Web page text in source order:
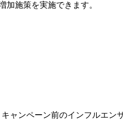
加施策を実施できます。
ャンペーン前のインフルエン